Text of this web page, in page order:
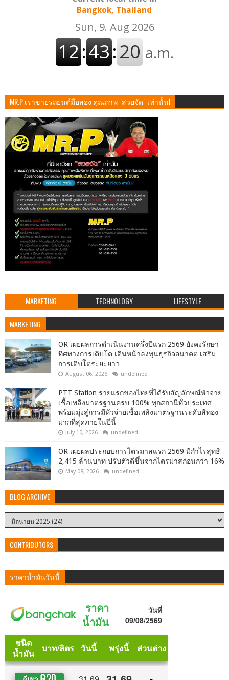
Bangkok, Thailand
MR.P เราขายรถยนต์มือสอง คุณภาพ "สวยจัด" เท่านั้น!
MARKETING TECHNOLOGY LIFESTYLE
MARKETING
OR เผยผลการดำเนินงานครึ่งปีแรก 2569 ยังคงรักษา
ทิศทางการเติบโต เดินหน้าลงทุนธุรกิจอนาคต เสริม
การเติบโตระยะยาว
August 06, 2026 undefined
PTT Station รายแรกของไทยที่ได้รับสัญลักษณ์หัวจ่าย
เชื้อเพลิงมาตรฐานครบ 100% ทุกสถานีทั่วประเทศ
พร้อมมุ่งสู่การมีหัวจ่ายเชื้อเพลิงมาตรฐานระดับสีทอง
มากที่สุดภายในปีนี้
July 10, 2026 undefined
OR เผยผลประกอบการไตรมาสแรก 2569 มีกำไรสุทธิ
2,415 ล้านบาท ปรับตัวดีขึ้นจากไตรมาสก่อนกว่า 16%
May 08, 2026 undefined
BLOG ARCHIVE
CONTRIBUTORS
ราคาน้ำมันวันนี้